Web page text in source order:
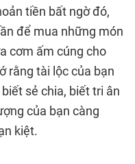
tiền bất ngờ đó,
để mua những món
cơm ấm cúng cho
rằng tài lộc của bạn
sẻ chia, biết tri ân
của bạn càng
kiệt.